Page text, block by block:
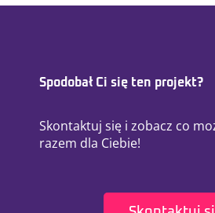
Spodobał Ci się ten projekt?
Skontaktuj się i zobacz co
razem dla Ciebie!